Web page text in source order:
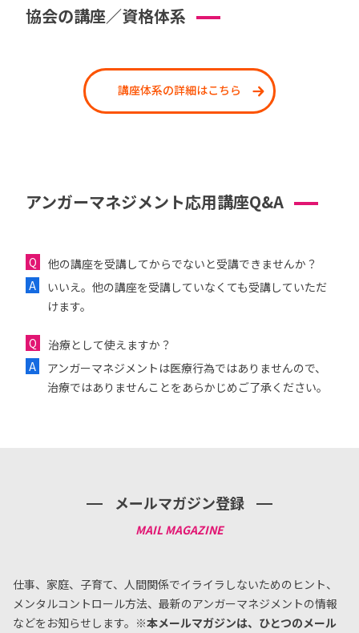
協会の講座／資格体系
講座体系の詳細はこちら
アンガーマネジメント応用講座Q&A
他の講座を受講してからでないと受講できませんか？
いいえ。他の講座を受講していなくても受講していただ
けます。
治療として使えますか？
アンガーマネジメントは医療行為ではありませんので、
治療ではありませんことをあらかじめご了承ください。
メールマガジン登録
仕事、家庭、子育て、人間関係でイライラしないためのヒント、
メンタルコントロール方法、 最新のアンガーマネジメントの情報
などをお知らせします。 ※本メールマガジンは、ひとつのメール